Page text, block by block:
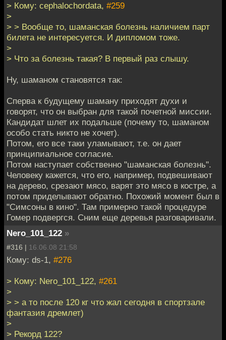
> Кому: cephalochordata, #259
>
> > Вообще то, шаманская болезнь наличием парт
билета не интересуется. И дипломом тоже.
>
> Что за болезнь такая? В первый раз слышу.
Ну, шаманом становятся так:
Сперва к будущему шаману приходят духи и
говорят, что он выбран для такой почетной миссии.
Кандидат шлет их подальше (почему то, шаманом
особо стать никто не хочет).
Потом, его все таки уламывают, т.е. он дает
принципиальное согласие.
Потом наступает собственно "шаманская болезнь".
Человеку кажется, что его, например, подвешивают
на дерево, срезают мясо, варят это мясо в костре, а
потом приделывают обратно. Похожий момент был в
"Симсоны в кино". Там примерно такой процедуре
Гомер подвергся. Сним еще деревья разговаривали.
Nero_101_122 »
#316 | 16.06.08 21:58
Кому: ds-1, #276
> Кому: Nero_101_122, #261
>
> > а то после 120 кг что жал сегодня в спортзале
фантазия дремлет)
>
> Рекорд 122?